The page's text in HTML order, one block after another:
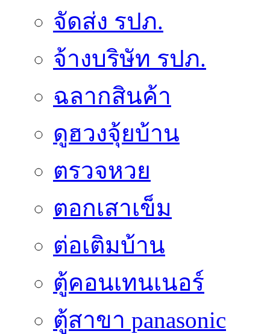
จัดส่ง รปภ.
จ้างบริษัท รปภ.
ฉลากสินค้า
ดูฮวงจุ้ยบ้าน
ตรวจหวย
ตอกเสาเข็ม
ต่อเติมบ้าน
ตู้คอนเทนเนอร์
ตู้สาขา panasonic